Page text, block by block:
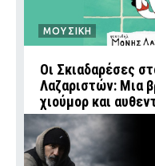
ΜΟΥΣΙΚΗ
Οι Σκιαδαρέσες
Λαζαριστών: Μια
χιούμορ και